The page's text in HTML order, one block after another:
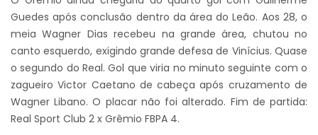
Guedes após conclusão dentro da área do Leão. Aos 28, o
meia Wagner Dias recebeu na grande área, chutou no
canto esquerdo, exigindo grande defesa de Vinícius. Quase
o segundo do Real. Gol que viria no minuto seguinte com o
zagueiro Victor Caetano de cabeça após cruzamento de
Wagner Libano. O placar não foi alterado. Fim de partida:
Real Sport Club 2 x Grêmio FBPA 4.